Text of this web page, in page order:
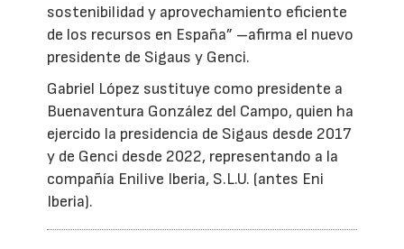
sostenibilidad y aprovechamiento eficiente
de los recursos en España” –afirma el nuevo
presidente de Sigaus y Genci.
Gabriel López sustituye como presidente a
Buenaventura González del Campo, quien ha
ejercido la presidencia de Sigaus desde 2017
y de Genci desde 2022, representando a la
compañía Enilive Iberia, S.L.U. (antes Eni
Iberia).